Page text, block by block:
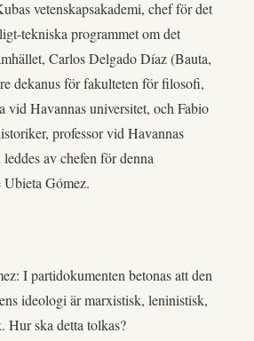
vetenskapsakademi, chef för det
tekniska programmet om det
Carlos Delgado Díaz (Bauta,
dekanus för fakulteten för filosofi,
vid Havannas universitet, och Fabio
professor vid Havannas
av chefen för denna
Gómez.
I partidokumenten betonas att den
ideologi är marxistisk, leninistisk,
Hur ska detta tolkas?